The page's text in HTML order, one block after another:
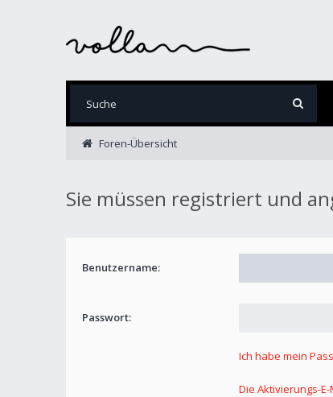
Foren-Übersicht
Sie müssen registriert und
Benutzername:
Passwort:
Ich habe mein
Die Aktivierungs-